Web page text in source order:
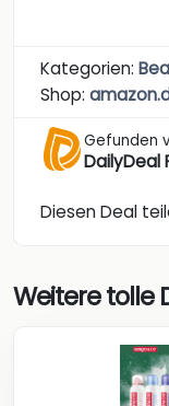
Kategorien:
Shop:
Gefunden
DailyDeal
Diesen Deal
Weitere tolle